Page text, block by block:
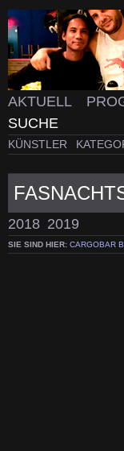
AKTUELL
SUCHE
KÜNSTLER
2018 2019
SIE SIND HIER: CARGOBAR